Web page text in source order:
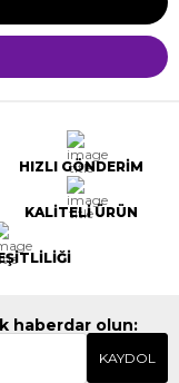
HIZLI GÖNDERİM
KALİTELİ ÜRÜN
haberdar olun:
KAYDOL